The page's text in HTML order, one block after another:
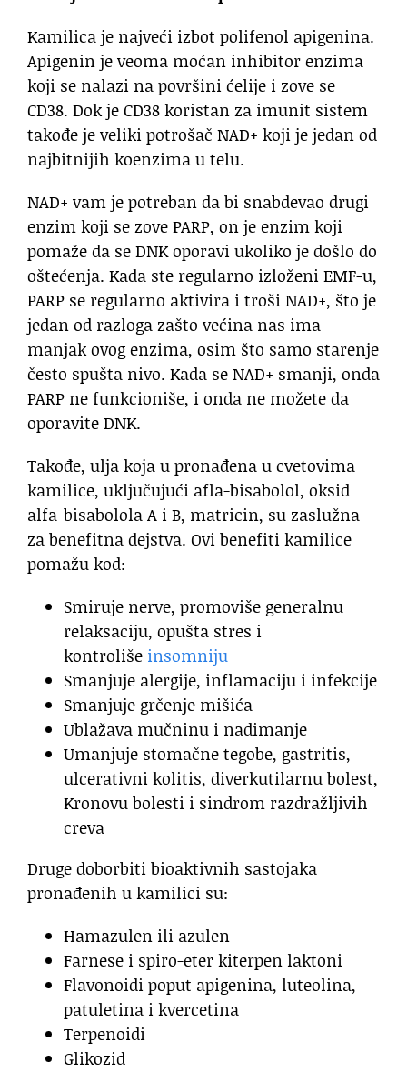
Kamilica je najveći izbot polifenol apigenina.
Apigenin je veoma moćan inhibitor enzima
koji se nalazi na površini ćelije i zove se
CD38. Dok je CD38 koristan za imunit sistem
takođe je veliki potrošač NAD+ koji je jedan od
najbitnijih koenzima u telu.
NAD+ vam je potreban da bi snabdevao drugi
enzim koji se zove PARP, on je enzim koji
pomaže da se DNK oporavi ukoliko je došlo do
oštećenja. Kada ste regularno izloženi EMF-u,
PARP se regularno aktivira i troši NAD+, što je
jedan od razloga zašto većina nas ima
manjak ovog enzima, osim što samo starenje
često spušta nivo. Kada se NAD+ smanji, onda
PARP ne funkcioniše, i onda ne možete da
oporavite DNK.
Takođe, ulja koja u pronađena u cvetovima
kamilice, uključujući afla-bisabolol, oksid
alfa-bisabolola A i B, matricin, su zaslužna
za benefitna dejstva. Ovi benefiti kamilice
pomažu kod:
Smiruje nerve, promoviše generalnu
relaksaciju, opušta stres i
kontroliše insomniju
Smanjuje alergije, inflamaciju i infekcije
Smanjuje grčenje mišića
Ublažava mučninu i nadimanje
Umanjuje stomačne tegobe, gastritis,
ulcerativni kolitis, diverkutilarnu bolest,
Kronovu bolesti i sindrom razdražljivih
creva
Druge doborbiti bioaktivnih sastojaka
pronađenih u kamilici su:
Hamazulen ili azulen
Farnese i spiro-eter kiterpen laktoni
Flavonoidi poput apigenina, luteolina,
patuletina i kvercetina
Terpenoidi
Glikozid